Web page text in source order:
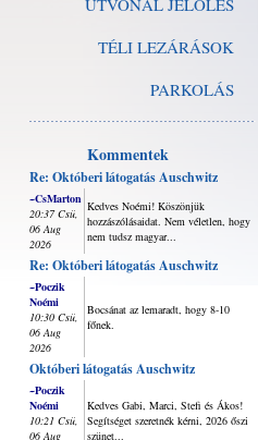
ÚTVONAL JELÖLÉS
TÉLI LEZÁRÁSOK
PARKOLÁS
Kommentek
Re: Októberi látogatás Auschwitz
~CsMarton
20:37 Csü,
06 Aug
2026
Kedves Noémi! Köszönjük
hozzászólásaidat. Nem véletlen, hogy
nem tudsz magyar...
Re: Októberi látogatás Auschwitz
~Poczik
Noémi
10:30 Csü,
06 Aug
2026
Bocsánat az lemaradt, hogy 8-10
főnek.
Októberi látogatás Auschwitz
~Poczik
Noémi
10:21 Csü,
06 Aug
Kedves Gabi, Marci, Stefi és Ákos!
Segítséget szeretnék kérni, 2026 őszi
szünet...